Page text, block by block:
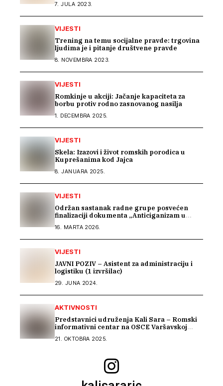
7. JULA 2023.
VIJESTI
Trening na temu socijalne pravde: trgovina
ljudima je i pitanje društvene pravde
8. NOVEMBRA 2023.
VIJESTI
Romkinje u akciji: Jačanje kapaciteta za
borbu protiv rodno zasnovanog nasilja
1. DECEMBRA 2025.
VIJESTI
Skela: Izazovi i život romskih porodica u
Kuprešanima kod Jajca
8. JANUARA 2025.
VIJESTI
Održan sastanak radne grupe posvećen
finalizaciji dokumenta „Anticiganizam u
16. MARTA 2026.
VIJESTI
JAVNI POZIV – Asistent za administraciju i
logistiku (1 izvršilac)
29. JUNA 2024.
AKTIVNOSTI
Predstavnici udruženja Kali Sara – Romski
informativni centar na OSCE Varšavskoj
Roma na području Podrinja u periodu 1992–
21. OKTOBRA 2025.